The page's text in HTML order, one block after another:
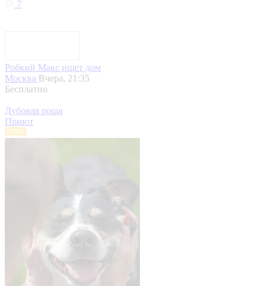
7
Робкий Макс ищет дом
Москва Вчера, 21:35
Бесплатно
Дубовая роща
Приют